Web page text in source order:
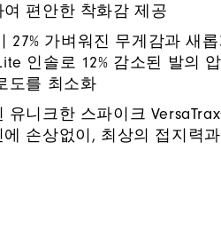
편안한 착화감 제공
27% 가벼워진 무게감과 새롭
인솔로 12% 감소된 발의
도를 최소화
유니크한 스파이크
손상없이, 최상의 접지력